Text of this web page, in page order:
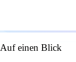
Auf einen Blick